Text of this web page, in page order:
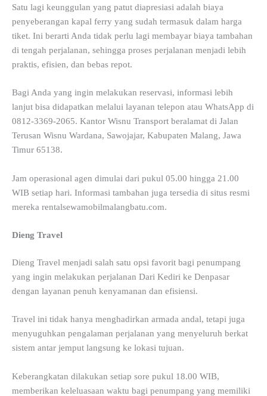
Satu lagi keunggulan yang patut diapresiasi adalah biaya
penyeberangan kapal ferry yang sudah termasuk dalam harga
tiket. Ini berarti Anda tidak perlu lagi membayar biaya tambahan
di tengah perjalanan, sehingga proses perjalanan menjadi lebih
praktis, efisien, dan bebas repot.
Bagi Anda yang ingin melakukan reservasi, informasi lebih
lanjut bisa didapatkan melalui layanan telepon atau WhatsApp di
0812-3369-2065. Kantor Wisnu Transport beralamat di Jalan
Terusan Wisnu Wardana, Sawojajar, Kabupaten Malang, Jawa
Timur 65138.
Jam operasional agen dimulai dari pukul 05.00 hingga 21.00
WIB setiap hari. Informasi tambahan juga tersedia di situs resmi
mereka rentalsewamobilmalangbatu.com.
Dieng Travel
Dieng Travel menjadi salah satu opsi favorit bagi penumpang
yang ingin melakukan perjalanan Dari Kediri ke Denpasar
dengan layanan penuh kenyamanan dan efisiensi.
Travel ini tidak hanya menghadirkan armada andal, tetapi juga
menyuguhkan pengalaman perjalanan yang menyeluruh berkat
sistem antar jemput langsung ke lokasi tujuan.
Keberangkatan dilakukan setiap sore pukul 18.00 WIB,
memberikan keleluasaan waktu bagi penumpang yang memiliki